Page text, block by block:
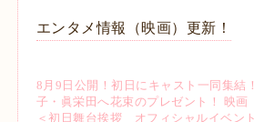
エンタメ情報（映画）更新！
8月9日公開！初日にキャスト一同集結
子・眞栄田へ花束のプレゼント！ 映画
＜初日舞台挨拶 オフィシャルイベン